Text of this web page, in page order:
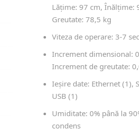
Lățime: 97 cm, Înălțime:
Greutate: 78,5 kg
Viteza de operare: 3-7
Increment dimensional:
Increment de greutate:
Ieșire date: Ethernet (1),
USB (1)
Umiditate: 0% până la
condens